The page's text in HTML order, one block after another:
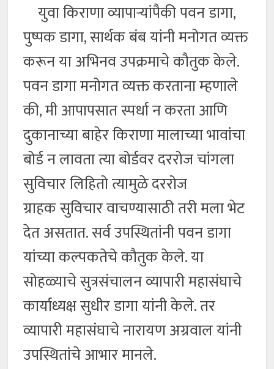
युवा किराणा व्यापाऱ्यांपैकी पवन डागा,
पुष्पक डागा, सार्थक बंब यांनी मनोगत व्यक्त
करून या अभिनव उपक्रमाचे कौतुक केले.
पवन डागा मनोगत व्यक्त करताना म्हणाले
की, मी आपापसात स्पर्धा न करता आणि
दुकानाच्या बाहेर किराणा मालाच्या भावांचा
बोर्ड न लावता त्या बोर्डवर दररोज चांगला
सुविचार लिहितो त्यामुळे दररोज
ग्राहक सुविचार वाचण्यासाठी तरी मला भेट
देत असतात. सर्व उपस्थितांनी पवन डागा
यांच्या कल्पकतेचे कौतुक केले. या
सोहळ्याचे सुत्रसंचालन व्यापारी महासंघाचे
कार्याध्यक्ष सुधीर डागा यांनी केले. तर
व्यापारी महासंघाचे नारायण अग्रवाल यांनी
उपस्थितांचे आभार मानले.